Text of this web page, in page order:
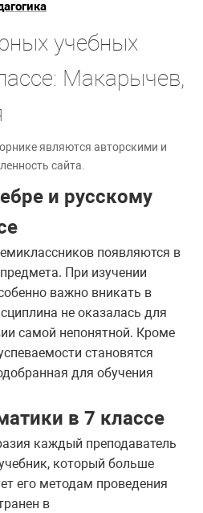
учебных
Макарычев,
являются авторскими и
сайта.
и русскому
появляются в
При изучении
важно вникать в
не оказалась для
самой непонятной. Кроме
становятся
для обучения
в 7 классе
каждый преподаватель
который больше
его методам проведения
в